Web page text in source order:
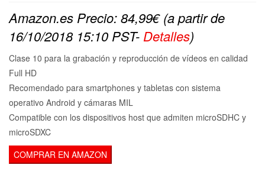
Amazon.es Precio:84,99€(a partir de
16/10/2018 15:10 PST- Detalles)
Clase 10 para la grabación y reproducción de vídeos en calidad
Full HD
Recomendado para smartphones y tabletas con sistema
operativo Android y cámaras MIL
Compatible con los dispositivos host que admiten microSDHC y
microSDXC
COMPRAR EN AMAZON